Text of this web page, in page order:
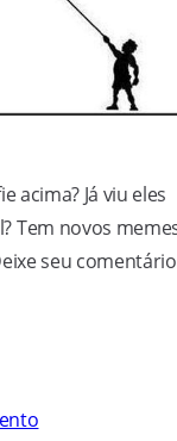
acima? Já viu eles
Tem novos
seu